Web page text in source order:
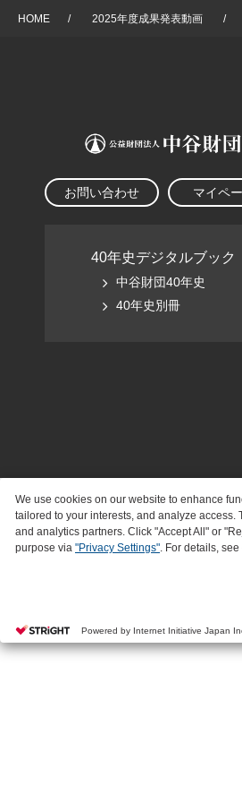
HOME / 2025年度成果発表動画 /
お問い合わせ マイペ
40年史デジタルブック
中谷財団40年史
40年史別冊
We use cookies on our website to enhance
tailored to your interests, and analyze
and analytics partners. Click "Accept All" or
purpose via "Privacy Settings". For details, see
Powered by Internet Initiative Japan